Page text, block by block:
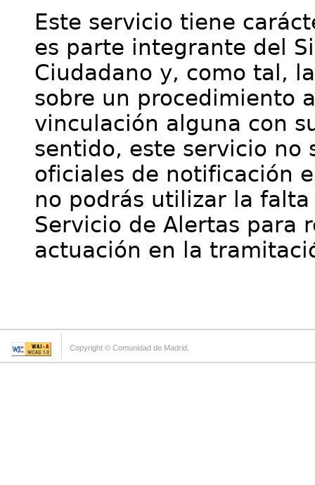
Este servicio tiene
es parte integrante del
Ciudadano y, como tal,
sobre un procedimiento
vinculación alguna con
sentido, este servicio no
oficiales de notificación
no podrás utilizar la
Servicio de Alertas para
actuación en la
Copyright © Comunidad de Madrid.